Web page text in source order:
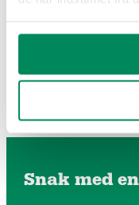
Lager:
Snak med